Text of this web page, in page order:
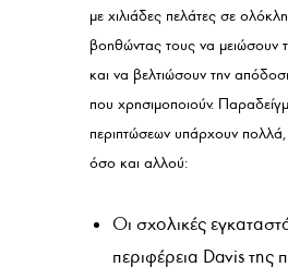
με χιλιάδες πελάτες σε
βοηθώντας τους να μειώσουν
και να βελτιώσουν την
που χρησιμοποιούν.
περιπτώσεων υπάρχουν
όσο και αλλού:
Οι σχολικές
περιφέρεια Davis της